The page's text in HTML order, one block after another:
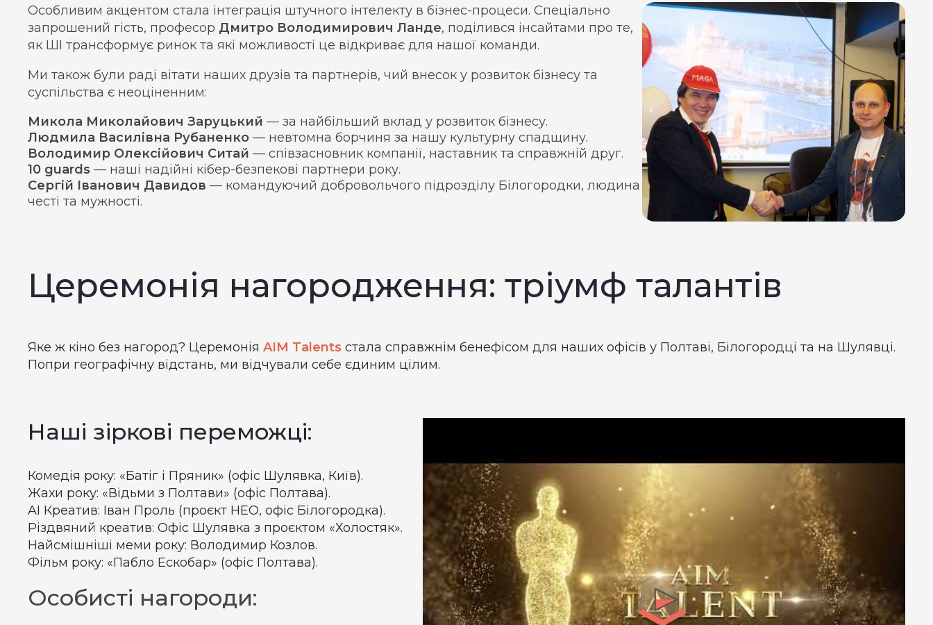
Особливим акцентом стала інтеграція штучного інтелекту в бізнес-процеси. Спеціально
запрошений гість, професор Дмитро Володимирович Ланде, поділився інсайтами про те,
як ШІ трансформує ринок та які можливості це відкриває для нашої команди.
Ми також були раді вітати наших друзів та партнерів, чий внесок у розвиток бізнесу та
суспільства є неоціненним:
Микола Миколайович Заруцький — за найбільший вклад у розвиток бізнесу.
Людмила Василівна Рубаненко — невтомна борчиня за нашу культурну спадщину.
Володимир Олексійович Ситай — співзасновник компанії, наставник та справжній друг.
10 guards — наші надійні кібер-безпекові партнери року.
Сергій Іванович Давидов — командуючий добровольчого підрозділу Білогородки, людина
честі та мужності.
Церемонія нагородження: тріумф талантів
Яке ж кіно без нагород? Церемонія AIM Talents стала справжнім бенефісом для наших офісів у Полтаві, Білогородці та на Шулявці.
Попри географічну відстань, ми відчували себе єдиним цілим.
Наші зіркові переможці:
Комедія року: «Батіг і Пряник» (офіс Шулявка, Київ).
Жахи року: «Відьми з Полтави» (офіс Полтава).
AI Креатив: Іван Проль (проєкт НЕО, офіс Білогородка).
Різдвяний креатив: Офіс Шулявка з проєктом «Холостяк».
Найсмішніші меми року: Володимир Козлов.
Фільм року: «Пабло Ескобар» (офіс Полтава).
Особисті нагороди: